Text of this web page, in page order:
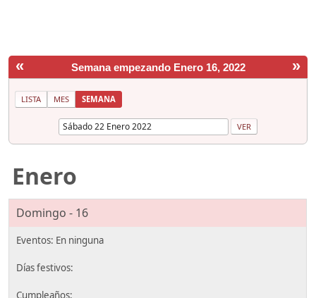
« »
Semana empezando Enero 16, 2022
LISTA MES SEMANA
Enero
Domingo - 16